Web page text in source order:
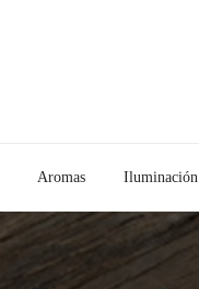
Aromas Iluminación